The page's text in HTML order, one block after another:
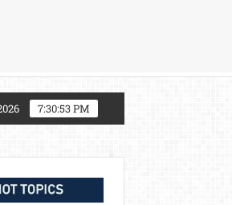
υποψηφίους Στρατιωτικών
7:30:54 PM